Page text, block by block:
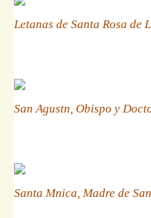
Letanas de Santa Rosa de
San Agustn, Obispo y
Santa Mnica, Madre de